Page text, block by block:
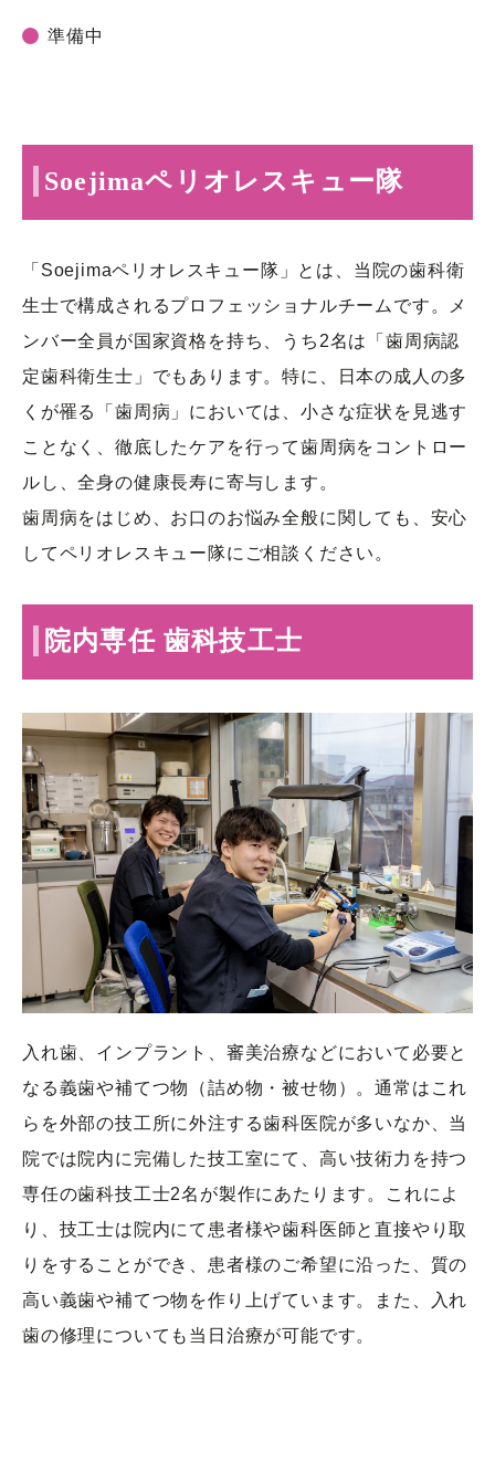
準備中
Soejimaペリオレスキュー隊
「Soejimaペリオレスキュー隊」とは、当院の歯科衛
生士で構成されるプロフェッショナルチームです。メ
ンバー全員が国家資格を持ち、うち2名は「歯周病認
定歯科衛生士」でもあります。特に、日本の成人の多
くが罹る「歯周病」においては、小さな症状を見逃す
ことなく、徹底したケアを行って歯周病をコントロー
ルし、全身の健康長寿に寄与します。
歯周病をはじめ、お口のお悩み全般に関しても、安心
してペリオレスキュー隊にご相談ください。
院内専任 歯科技工士
入れ歯、インプラント、審美治療などにおいて必要と
なる義歯や補てつ物（詰め物・被せ物）。通常はこれ
らを外部の技工所に外注する歯科医院が多いなか、当
院では院内に完備した技工室にて、高い技術力を持つ
専任の歯科技工士2名が製作にあたります。これによ
り、技工士は院内にて患者様や歯科医師と直接やり取
りをすることができ、患者様のご希望に沿った、質の
高い義歯や補てつ物を作り上げています。また、入れ
歯の修理についても当日治療が可能です。